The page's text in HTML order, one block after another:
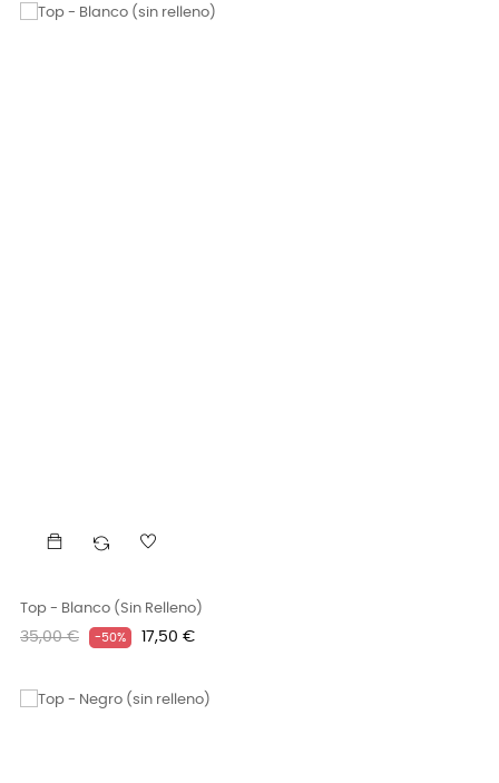
Top - Blanco (sin Relleno)
Precio
35,00 € -50% Precio
17,50 €